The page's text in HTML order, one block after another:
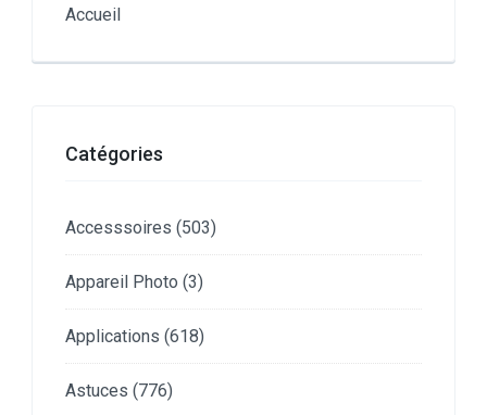
Accueil
Catégories
Accesssoires (503)
Appareil Photo (3)
Applications (618)
Astuces (776)